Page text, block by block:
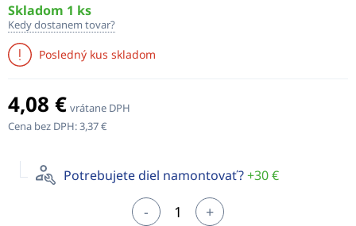
Skladom 1 ks
Kedy dostanem tovar?
Posledný kus skladom
4,08 € vrátane DPH
Cena bez DPH:3,37 €
Potrebujete diel namontovať?+30 €
- +